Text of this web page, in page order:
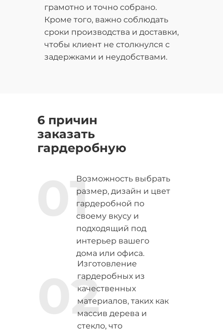
грамотно и точно собрано.
Кроме того, важно соблюдать
сроки производства и доставки,
чтобы клиент не столкнулся с
задержками и неудобствами.
6 причин
заказать
гардеробную
Возможность выбрать
размер, дизайн и цвет
гардеробной по
своему вкусу и
подходящий под
интерьер вашего
дома или офиса.
Изготовление
гардеробных из
качественных
материалов, таких как
массив дерева и
стекло, что
01
02